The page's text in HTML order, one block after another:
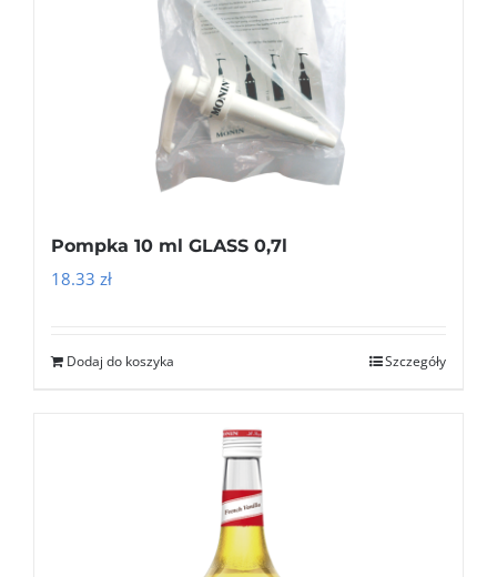
Pompka 10 ml GLASS 0,7l
18.33 zł
Dodaj do koszyka Szczegóły